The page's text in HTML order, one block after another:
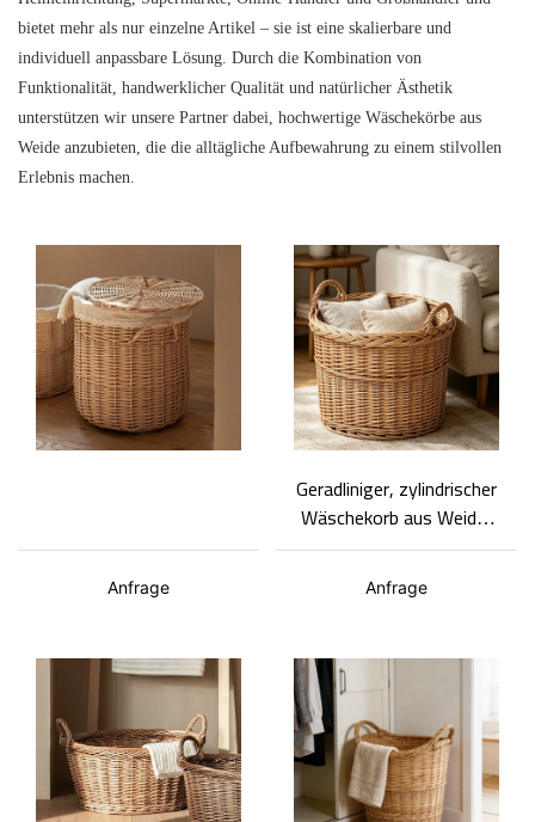
bietet mehr als nur einzelne Artikel – sie ist eine skalierbare und
individuell anpassbare Lösung. Durch die Kombination von
Funktionalität, handwerklicher Qualität und natürlicher Ästhetik
unterstützen wir unsere Partner dabei, hochwertige Wäschekörbe aus
Weide anzubieten, die die alltägliche Aufbewahrung zu einem stilvollen
Erlebnis machen.
Anfrage
Geradliniger, zylindrischer
Wäschekorb aus Weide,
Weidenkorb mit zwei
Griffen,
Aufbewahrungsbox mit
Fassungsvermögen
Anfrage